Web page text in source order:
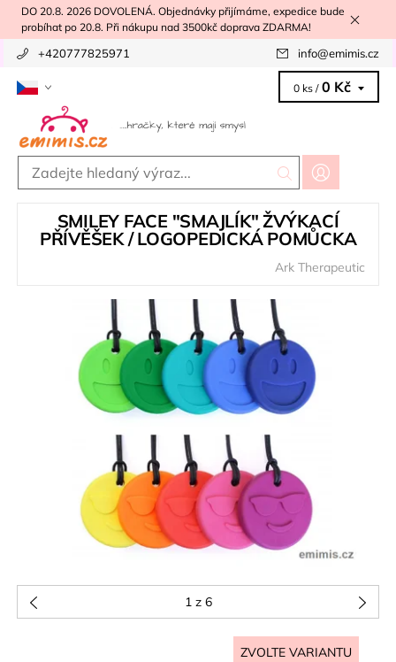
DO 20.8. 2026 DOVOLENÁ. Objednávky přijímáme, expedice bude
probíhat po 20.8. Při nákupu nad 3500kč doprava ZDARMA!
+420777825971 info@emimis.cz
0 ks / 0 Kč
SMILEY FACE "SMAJLÍK" ŽVÝKACÍ
PŘÍVĚŠEK / LOGOPEDICKÁ POMŮCKA
Ark Therapeutic
1z 6
ZVOLTE VARIANTU